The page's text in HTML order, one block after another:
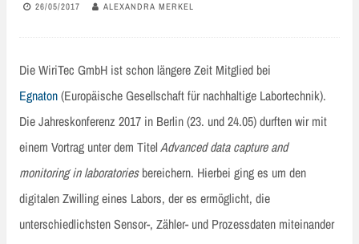
26/05/2017 ALEXANDRA MERKEL
Die WiriTec GmbH ist schon längere Zeit Mitglied bei
Egnaton(Europäische Gesellschaft für nachhaltige Labortechnik).
Die Jahreskonferenz 2017 in Berlin (23. und 24.05) durften wir mit
einem Vortrag unter dem TitelAdvanced data capture and
monitoring in laboratoriesbereichern. Hierbei ging es um den
digitalen Zwilling eines Labors, der es ermöglicht, die
unterschiedlichsten Sensor-, Zähler- und Prozessdaten miteinander